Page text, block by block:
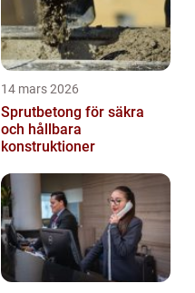
14 mars 2026
Sprutbetong för säkra
och hållbara
konstruktioner